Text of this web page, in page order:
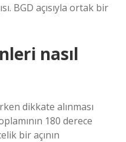
BGD açısıyla ortak bir
nasıl
dikkate alınması
180 derece
bir açının